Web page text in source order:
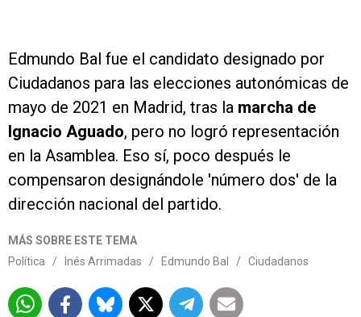
Edmundo Bal fue el candidato designado por
Ciudadanos para las elecciones autonómicas de
mayo de 2021 en Madrid, tras la marcha de
Ignacio Aguado, pero no logró representación
en la Asamblea. Eso sí, poco después le
compensaron designándole 'número dos' de la
dirección nacional del partido.
MÁS SOBRE ESTE TEMA
Política
/ Inés Arrimadas / Edmundo Bal / Ciudadanos